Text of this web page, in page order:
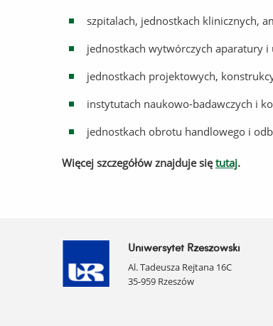
szpitalach, jednostkach klinicznych,
jednostkach wytwórczych aparatury i
jednostkach projektowych,
instytutach naukowo-badawczych i
jednostkach obrotu handlowego i
Więcej szczegółów znajduje siętutaj.
Uniwersytet Rzeszowski
Al. Tadeusza Rejtana 16C
35-959 Rzeszów